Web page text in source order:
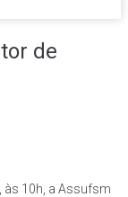
de
às 10h, a Assufsm